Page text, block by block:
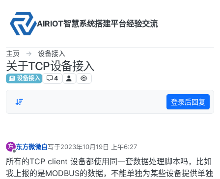
AIRIOT智慧系统搭建平台经验交流
主页 设备接入
关于TCP设备接入
设备接入 4
登录后回复
东
离线
东方微微白写于2023年10月19日 上午6:27
最后由 编辑
所有的TCP client 设备都使用同一套数据处理脚本吗，比如
我上报的是MODBUS的数据，不能单独为某些设备提供单独